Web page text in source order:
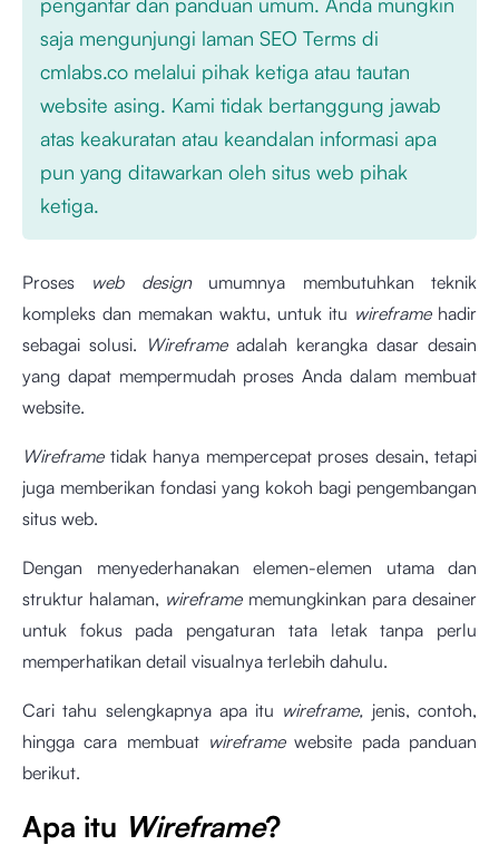
saja mengunjungi laman SEO Terms di
cmlabs.co melalui pihak ketiga atau tautan
website asing. Kami tidak bertanggung jawab
atas keakuratan atau keandalan informasi apa
pun yang ditawarkan oleh situs web pihak
ketiga.
Proses web design umumnya membutuhkan teknik
kompleks dan memakan waktu, untuk itu wireframe hadir
sebagai solusi. Wireframe adalah kerangka dasar desain
yang dapat mempermudah proses Anda dalam membuat
website.
Wireframe tidak hanya mempercepat proses desain, tetapi
juga memberikan fondasi yang kokoh bagi pengembangan
situs web.
Dengan menyederhanakan elemen-elemen utama dan
struktur halaman, wireframe memungkinkan para desainer
untuk fokus pada pengaturan tata letak tanpa perlu
memperhatikan detail visualnya terlebih dahulu.
Cari tahu selengkapnya apa itu wireframe, jenis, contoh,
hingga cara membuat wireframewebsite pada panduan
berikut.
Apa itu Wireframe?